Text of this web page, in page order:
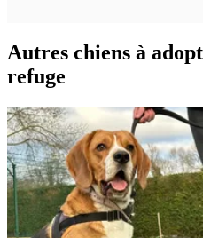
Autres chiens à
refuge